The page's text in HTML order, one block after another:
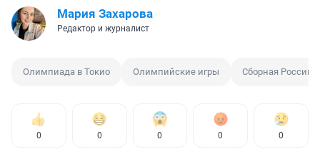
Мария Захарова
Редактор и журналист
Олимпиада в Токио Олимпийские игры Сборная России
0 0 0 0 0